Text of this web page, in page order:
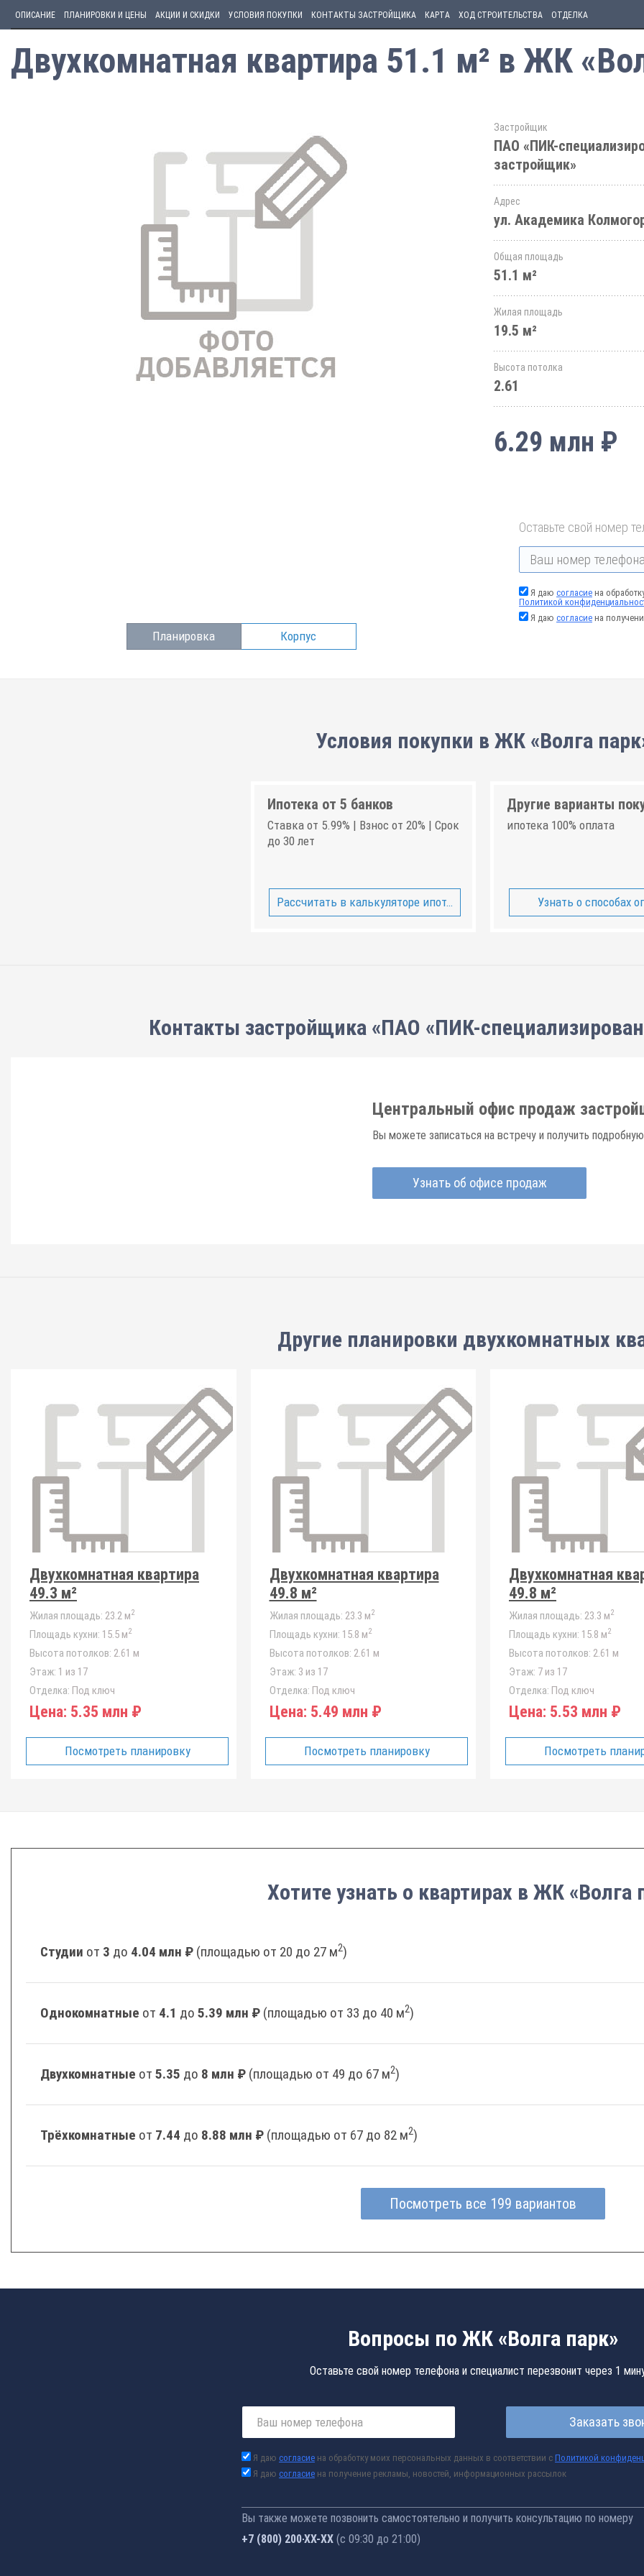
ОПИСАНИЕ ПЛАНИРОВКИ И ЦЕНЫ АКЦИИ И СКИДКИ УСЛОВИЯ ПОКУПКИ КОНТАКТЫ ЗАСТРОЙЩИКА КАРТА ХОД СТРОИТЕЛЬСТВА ОТДЕЛКА
Двухкомнатная квартира 51.1 м² в ЖК
Планировка Корпус
Застройщик
ПАО «ПИК-
застройщик»
Адрес
ул. Академика
Общая площадь
51.1 м²
Жилая площадь
19.5 м²
Высота потолка
2.61
6.29 млн ₽
Оставьте свой номер
Я даю согласие на
Политикой
Я даю согласие на
Условия покупки в ЖК «Волга
Ипотека от 5 банков
Ставка от 5.99% | Взнос от 20% | Срок
до 30 лет
Рассчитать в калькуляторе ипотеки
Другие варианты
ипотека 100% оплата
Узнать о способах
Контакты застройщика «ПАО «ПИК-
Центральный офис продаж
Вы можете записаться на встречу и получить
Узнать об офисе продаж
Другие планировки двухкомнатных
Двухкомнатная квартира
49.3 м²
Жилая площадь: 23.2 м2
Площадь кухни: 15.5 м2
Высота потолков: 2.61 м
Этаж: 1 из 17
Отделка: Под ключ
Цена: 5.35 млн ₽
Посмотреть планировку
Двухкомнатная квартира
49.8 м²
Жилая площадь: 23.3 м2
Площадь кухни: 15.8 м2
Высота потолков: 2.61 м
Этаж: 3 из 17
Отделка: Под ключ
Цена: 5.49 млн ₽
Посмотреть планировку
Двухкомнатная
49.8 м²
Жилая площадь: 23.3 м2
Площадь кухни: 15.8 м2
Высота потолков: 2.61 м
Этаж: 7 из 17
Отделка: Под ключ
Цена: 5.53 млн ₽
Посмотреть
Хотите узнать о квартирах в ЖК «Волга
Студии от 3 до 4.04 млн ₽ (площадью от 20 до 27 м2)
Однокомнатные от 4.1 до 5.39 млн ₽ (площадью от 33 до 40 м2)
Двухкомнатные от 5.35 до 8 млн ₽ (площадью от 49 до 67 м2)
Трёхкомнатные от 7.44 до 8.88 млн ₽ (площадью от 67 до 82 м2)
Посмотреть все 199 вариантов
Вопросы по ЖК «Волга парк»
Оставьте свой номер телефона и специалист перезвонит через 1
Заказать
Я даю согласие на обработку моих персональных данных в соответствии с Политикой
Я даю согласие на получение рекламы, новостей, информационных рассылок
Вы также можете позвонить самостоятельно и получить консультацию по номеру
+7 (800) 200-33-52 (с 09:30 до 21:00)